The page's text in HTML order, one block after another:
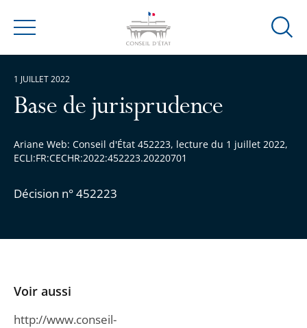
Menu
Ouvrir
Base de jurisprudence
Ariane Web: Conseil d'État 452223, lecture du 1 juillet 2022,
ECLI:FR:CECHR:2022:452223.20220701
Décision n° 452223
1 JUILLET 2022
Voir aussi
http://www.conseil-